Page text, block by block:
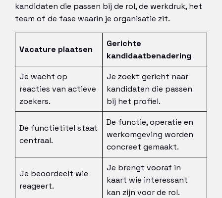
kandidaten die passen bij de rol, de werkdruk, het
team of de fase waarin je organisatie zit.
Vacature plaatsen
Gerichte
kandidaatbenadering
Je wacht op
reacties van actieve
zoekers.
Je zoekt gericht naar
kandidaten die passen
bij het profiel.
De functietitel staat
centraal.
De functie, operatie en
werkomgeving worden
concreet gemaakt.
Je beoordeelt wie
reageert.
Je brengt vooraf in
kaart wie interessant
kan zijn voor de rol.